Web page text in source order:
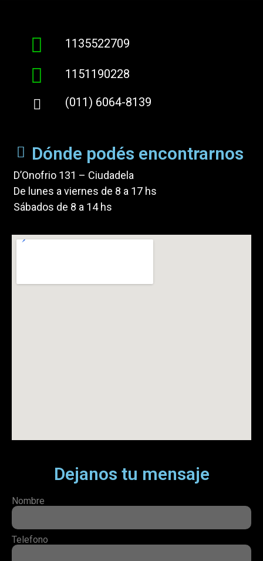
1135522709
1151190228
(011) 6064-8139
Dónde podés encontrarnos
D’Onofrio 131 – Ciudadela
De lunes a viernes de 8 a 17 hs
Sábados de 8 a 14 hs
Dejanos tu mensaje
Nombre
Telefono